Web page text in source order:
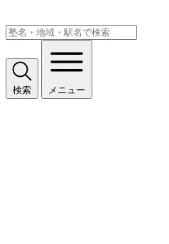
検索 メニュー